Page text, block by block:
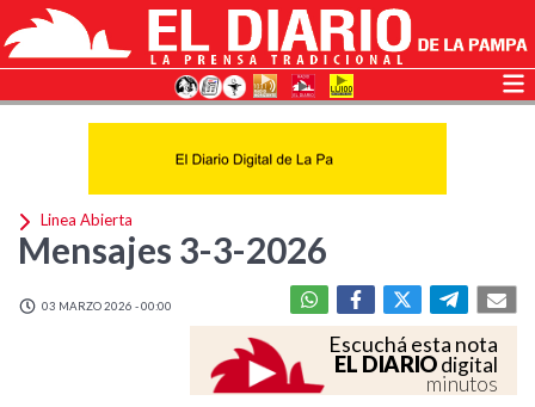
Linea Abierta
Mensajes 3-3-2026
03 MARZO 2026 - 00:00
Escuchá esta nota
EL DIARIOdigital
minutos